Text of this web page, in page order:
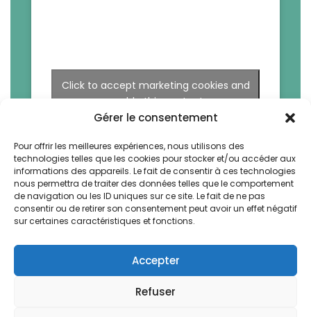
Gérer le consentement
Pour offrir les meilleures expériences, nous utilisons des
technologies telles que les cookies pour stocker et/ou accéder aux
informations des appareils. Le fait de consentir à ces technologies
nous permettra de traiter des données telles que le comportement
de navigation ou les ID uniques sur ce site. Le fait de ne pas
consentir ou de retirer son consentement peut avoir un effet négatif
sur certaines caractéristiques et fonctions.
Accepter
Refuser
Click to accept marketing cookies and
enable this content
La Bruyere by Vegetal. All rights reserved -